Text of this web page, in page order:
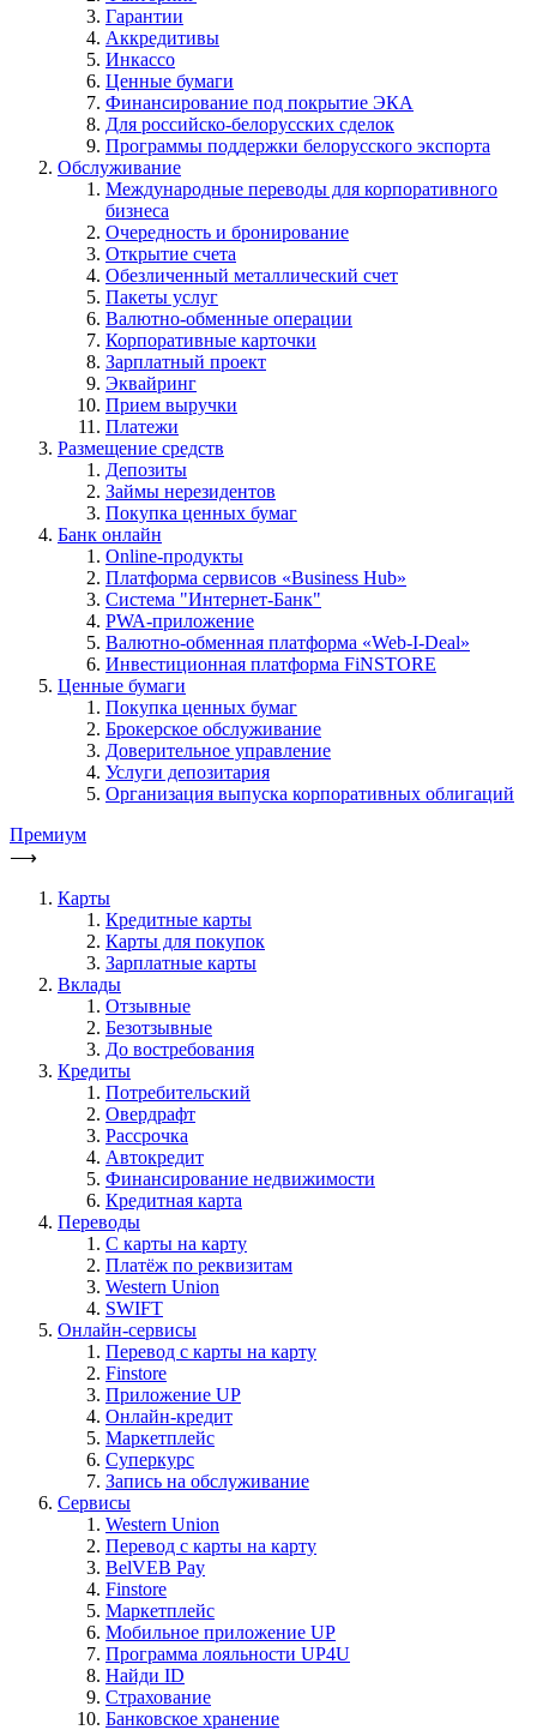
Гарантии
Аккредитивы
Инкассо
Ценные бумаги
Финансирование под покрытие ЭКА
Для российско-белорусских сделок
Программы поддержки белорусского экспорта
Обслуживание
Международные переводы для корпоративного
бизнеса
Очередность и бронирование
Открытие счета
Обезличенный металлический счет
Пакеты услуг
Валютно-обменные операции
Корпоративные карточки
Зарплатный проект
Эквайринг
Прием выручки
Платежи
Размещение средств
Депозиты
Займы нерезидентов
Покупка ценных бумаг
Банк онлайн
Online-продукты
Платформа сервисов «Business Hub»
Система "Интернет-Банк"
PWA-приложение
Валютно-обменная платформа «Web-I-Deal»
Инвестиционная платформа FiNSTORE
Ценные бумаги
Покупка ценных бумаг
Брокерское обслуживание
Доверительное управление
Услуги депозитария
Организация выпуска корпоративных облигаций
Премиум
⟶
Карты
Кредитные карты
Карты для покупок
Зарплатные карты
Вклады
Отзывные
Безотзывные
До востребования
Кредиты
Потребительский
Овердрафт
Рассрочка
Автокредит
Финансирование недвижимости
Кредитная карта
Переводы
С карты на карту
Платёж по реквизитам
Western Union
SWIFT
Онлайн-сервисы
Перевод с карты на карту
Finstore
Приложение UP
Онлайн-кредит
Маркетплейс
Суперкурс
Запись на обслуживание
Сервисы
Western Union
Перевод с карты на карту
BelVEB Pay
Finstore
Маркетплейс
Мобильное приложение UP
Программа лояльности UP4U
Найди ID
Страхование
Банковское хранение